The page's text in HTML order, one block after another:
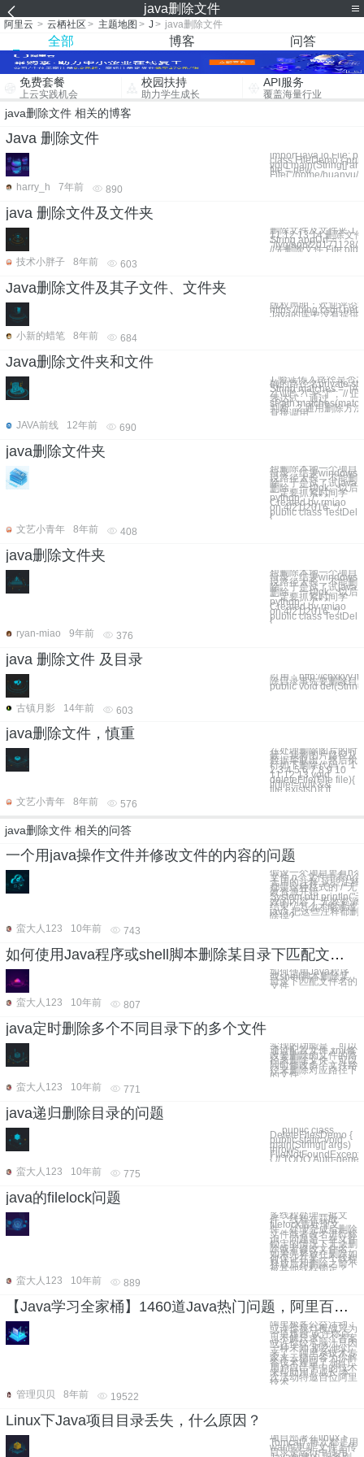
java删除文件
阿里云 > 云栖社区 > 主题地图 > J > java删除文件
全部 博客 问答
免费套餐
上云实践机会
校园扶持
助力学生成长
API服务
覆盖海量行业
java删除文件 相关的博客
Java 删除文件
import java.io.File;
class FileDemo {
void main(String[]
file = new
File("/home/huanyu/
harry_h
7年前 890
java 删除文件及文件夹
删除文件及文件夹 1
11 12 13 14 删除文
String appUrl =
"/lyg/app/20171128/
//先删除文件 File
技术小胖子
8年前 603
Java删除文件及其子文件、文件夹
版权声明：欢迎评论
https://
Java的库中没有提供
小新的蜡笔
8年前 684
Java删除文件夹和文件
1 验证传入路径是否
确的路径名private
String matches = "[A-
z]:\\\\[^:?\"><*]*"; // 正
表达式，通过
判断 2 通用删除方
直接调用
JAVA前线
12年前 690
java删除文件夹
想删除本地一个项目
目录，结果windows
说路径太长，不能删
除。于是试了试java
删除。一切ok。以后
一定要抓紧时间学
python。 /** *
Created by rmiao
on 4/21/2016. */
public class TestDel
{
文艺小青年
8年前 408
java删除文件夹
想删除本地一个项目
目录，结果windows
说路径太长，不能删
除。于是试了试java
删除。一切ok。以后
一定要抓紧时间学
python。 /** *
Created by rmiao
on 4/21/2016. */
public class TestDel
{
ryan-miao
9年前 376
java 删除文件 及目录
引用：http://
除目录事先要删除
public void
古镇月影
14年前 603
java删除文件，慎重
在处理删除图片的时
候，我将图片路径从
数据库取出，然后执
行如下删除代码： 1
2 3 4 5 6 7 8 9 10
11 12 13 void
deleteFile(File file){
if(file!=null &&
file.exists()){ if
文艺小青年
8年前 576
java删除文件 相关的问答
一个用java操作文件并修改文件的内容的问题
假设一个项目里有n个
文件,n个文件中有n个
无用的注释,这些注释
都是这种格式的 /*无
效资源开始
System.out.println("无
效的内容"); 无效资源
结束*/ 怎么才能通过
java,把这些注释都删
除掉?
蛮大人123
10年前 743
如何使用Java程序或shell脚本删除某目录下匹配文件名的文件
如何使用Java程序
或shell脚本删除某
目录下匹配文件名的
文件.
蛮大人123
10年前 807
java定时删除多个不同目录下的多个文件
实现的功能是，可以
通过配置文件.xml修
改要删除的文件的路
径来删除文件，可以
同时修改多个文件路
径来删除对应路径下
的文件。
蛮大人123
10年前 771
java递归删除目录的问题
``` public class
DeleteFilesDemo {
public static void
main(String[] args)
throws
{ // TODO Auto-gener
蛮大人123
10年前 775
java的filelock问题
多线程处理一批文
件，线程在获取
filelock后处理文
件，处理完成后删除
文件或者改名进行标
识，问题是：在文件
锁定的情况下无法删
除或者修改文件名，
如果先释放在删除如
何保证在某一个线程
释放后和删除之前不
被其他线程锁定？
蛮大人123
10年前 889
【Java学习全家桶】1460道Java热门问题，阿里百位技术专家答疑解惑
阿里极客公益活动：
或许你挑灯夜战只为
一道难题 或许你百
思不解只求一个答案
或许你绞尽脑汁只因
一种未知 那么他们
来了，阿里系技术专
家来云栖问答为你解
答技术难题了 他们
用户自己手中的技术
来帮助用户成长 本
次活动特邀百位阿里
技术
管理贝贝
8年前 19522
Linux下Java项目目录丢失，什么原因？
项目部署在linux下
Tomcat7 每次都是用
war包更新,文件上传
目录是运行中使用